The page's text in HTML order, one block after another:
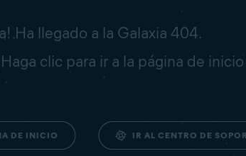
Ha llegado a la Galaxia 404.
clic para ir a la página de
DE INICIO IR AL CENTRO DE